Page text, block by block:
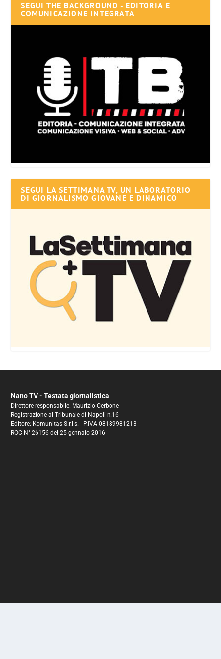
SEGUI THE BACKGROUND - EDITORIA E
COMUNICAZIONE INTEGRATA
SEGUI LA SETTIMANA TV, UN LABORATORIO
DI GIORNALISMO GIOVANE E DINAMICO
Nano TV - Testata giornalistica
Direttore responsabile: Maurizio Cerbone
Registrazione al Tribunale di Napoli n.16
Editore: Komunitas S.r.l.s. - P.IVA 08189981213
ROC N° 26156 del 25 gennaio 2016